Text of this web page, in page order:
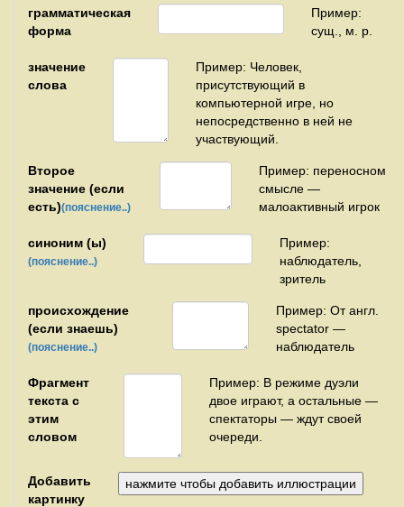
грамматическая
форма
Пример:
сущ., м. р.
значение
слова
Пример: Человек,
присутствующий в
компьютерной игре, но
непосредственно в ней не
участвующий.
Второе
значение (если
есть)(пояснение..)
Пример: переносном
смысле —
малоактивный игрок
синоним (ы)
(пояснение..)
Пример:
наблюдатель,
зритель
происхождение
(если знаешь)
(пояснение..)
Пример: От англ.
spectator —
наблюдатель
Фрагмент
текста с
этим
словом
Пример: В режиме дуэли
двое играют, а остальные —
спектаторы — ждут своей
очереди.
Добавить
картинку